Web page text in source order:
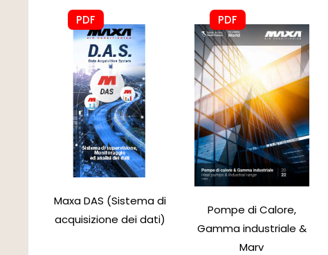
PDF
Maxa DAS (Sistema di
acquisizione dei dati)
PDF
Pompe di Calore,
Gamma industriale &
Marv